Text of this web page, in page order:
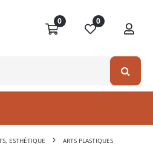
0 0
ESTHÉTIQUE
ARTS PLASTIQUES